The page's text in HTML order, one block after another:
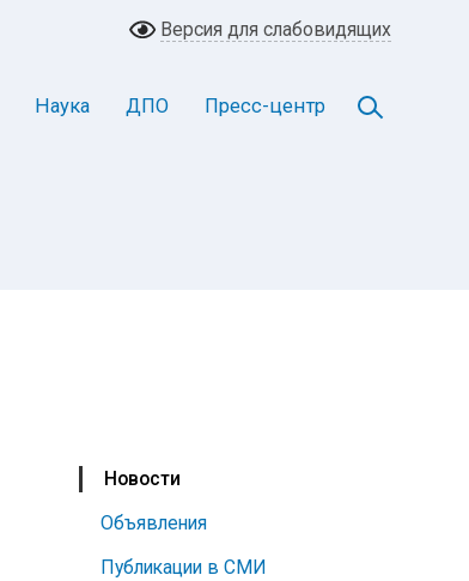
Версия для слабовидящих
Наука ДПО Пресс-центр
Новости
Объявления
Публикации в СМИ